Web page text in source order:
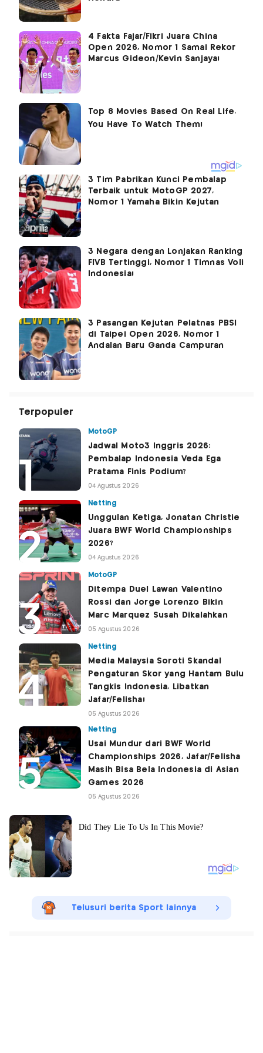
4 Fakta Fajar/Fikri Juara China
Open 2026, Nomor 1 Samai Rekor
Marcus Gideon/Kevin Sanjaya!
3 Tim Pabrikan Kunci Pembalap
Terbaik untuk MotoGP 2027,
Nomor 1 Yamaha Bikin Kejutan
3 Negara dengan Lonjakan Ranking
FIVB Tertinggi, Nomor 1 Timnas Voli
Indonesia!
3 Pasangan Kejutan Pelatnas PBSI
di Taipei Open 2026, Nomor 1
Andalan Baru Ganda Campuran
Terpopuler
MotoGP
Jadwal Moto3 Inggris 2026:
Pembalap Indonesia Veda Ega
Pratama Finis Podium?
04 Agustus 2026
Netting
Unggulan Ketiga, Jonatan Christie
Juara BWF World Championships
2026?
04 Agustus 2026
MotoGP
Ditempa Duel Lawan Valentino
Rossi dan Jorge Lorenzo Bikin
Marc Marquez Susah Dikalahkan
05 Agustus 2026
Netting
Media Malaysia Soroti Skandal
Pengaturan Skor yang Hantam Bulu
Tangkis Indonesia, Libatkan
Jafar/Felisha!
05 Agustus 2026
Netting
Usai Mundur dari BWF World
Championships 2026, Jafar/Felisha
Masih Bisa Bela Indonesia di Asian
Games 2026
05 Agustus 2026
Telusuri berita Sport lainnya